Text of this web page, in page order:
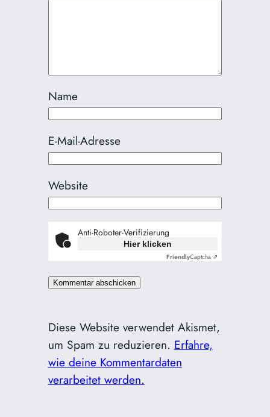
Name
E-Mail-Adresse
Website
Anti-Roboter-Verifizierung
Hier klicken
FriendlyCaptcha ⇗
Diese Website verwendet Akismet,
um Spam zu reduzieren. Erfahre,
wie deine Kommentardaten
verarbeitet werden.